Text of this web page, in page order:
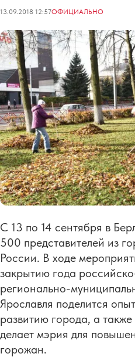
13.09.2018 12:57ОФИЦИАЛЬНО
С 13 по 14 сентября в
500 представителей из
России. В ходе
закрытию года
регионально-
Ярославля поделится
развитию города, а
делает мэрия для
горожан.